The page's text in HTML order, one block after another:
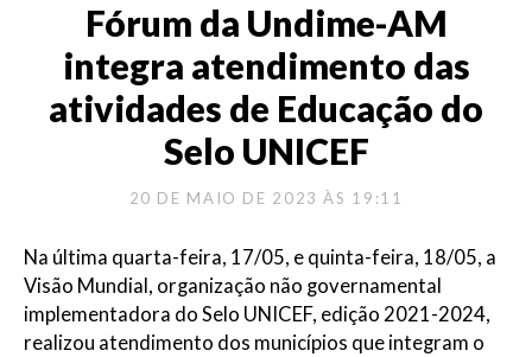
Fórum da Undime-AM
integra atendimento das
atividades de Educação do
Selo UNICEF
20 DE MAIO DE 2023 ÀS 19:11
Na última quarta-feira, 17/05, e quinta-feira, 18/05, a
Visão Mundial, organização não governamental
implementadora do Selo UNICEF, edição 2021-2024,
realizou atendimento dos municípios que integram o